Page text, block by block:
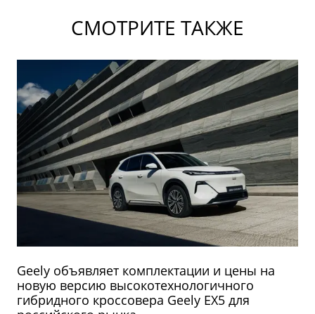
СМОТРИТЕ ТАКЖЕ
Geely объявляет комплектации и цены на
новую версию высокотехнологичного
гибридного кроссовера Geely EX5 для